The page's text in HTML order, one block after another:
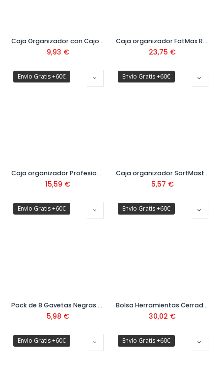
Caja Organizador con Cajones
9,93 €
Caja organizador FatMax Ref. 1-97-518
23,75 €
Envío Gratis +60€
Caja organizador Profesional
15,59 €
Envío Gratis +60€
Caja organizador SortMaster
5,57 €
Envío Gratis +60€
Pack de 8 Gavetas Negras Ref. 1-94-468
5,98 €
Envío Gratis +60€
Bolsa Herramientas Cerrada Ref. 1-93-950
30,02 €
Envío Gratis +60€ Envío Gratis +60€